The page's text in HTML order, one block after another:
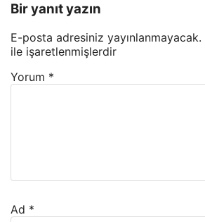
Bir yanıt yazın
E-posta adresiniz yayınlanmayacak.
ile işaretlenmişlerdir
Yorum *
Ad *